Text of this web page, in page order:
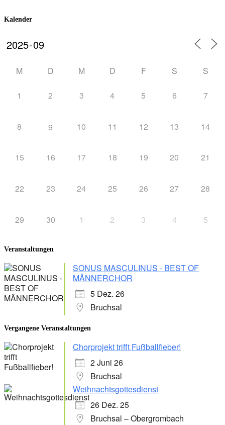
Kalender
M D M D F S S
1 2 3 4 5 6 7
8 9 10 11 12 13 14
15 16 17 18 19 20 21
22 23 24 25 26 27 28
29 30 1 2 3 4 5
Veranstaltungen
SONUS MASCULINUS - BEST OF
MÄNNERCHOR
5 Dez. 26
Bruchsal
Vergangene Veranstaltungen
Chorprojekt trifft Fußballfieber!
2 Juni 26
Bruchsal
Weihnachtsgottesdienst
26 Dez. 25
Bruchsal – Obergrombach